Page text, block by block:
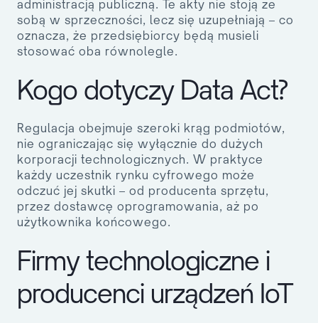
administracją publiczną. Te akty nie stoją ze
sobą w sprzeczności, lecz się uzupełniają – co
oznacza, że przedsiębiorcy będą musieli
stosować oba równolegle.
Kogo dotyczy Data Act?
Regulacja obejmuje szeroki krąg podmiotów,
nie ograniczając się wyłącznie do dużych
korporacji technologicznych. W praktyce
każdy uczestnik rynku cyfrowego może
odczuć jej skutki – od producenta sprzętu,
przez dostawcę oprogramowania, aż po
użytkownika końcowego.
Firmy technologiczne i
producenci urządzeń IoT